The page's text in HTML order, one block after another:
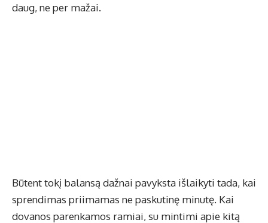
daug, ne per mažai.
Būtent tokį balansą dažnai pavyksta išlaikyti tada, kai
sprendimas priimamas ne paskutinę minutę. Kai
dovanos parenkamos ramiai, su mintimi apie kitą